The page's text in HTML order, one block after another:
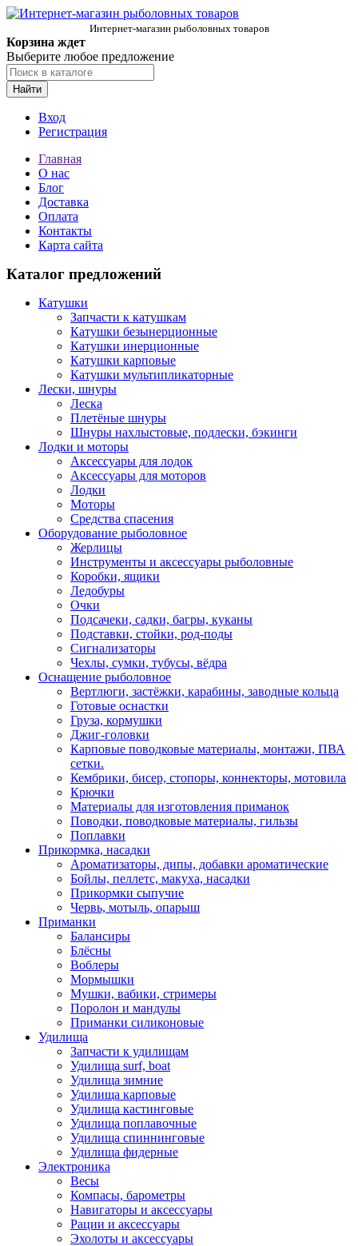
Интернет-магазин рыболовных товаров
Корзина ждет
Выберите любое предложение
Найти
Вход
Регистрация
Главная
О нас
Блог
Доставка
Оплата
Контакты
Карта сайта
Каталог предложений
Катушки
Запчасти к катушкам
Катушки безынерционные
Катушки инерционные
Катушки карповые
Катушки мультипликаторные
Лески, шнуры
Леска
Плетёные шнуры
Шнуры нахлыстовые, подлески, бэкинги
Лодки и моторы
Аксессуары для лодок
Аксессуары для моторов
Лодки
Моторы
Средства спасения
Оборудование рыболовное
Жерлицы
Инструменты и аксессуары рыболовные
Коробки, ящики
Ледобуры
Очки
Подсачеки, садки, багры, куканы
Подставки, стойки, род-поды
Сигнализаторы
Чехлы, сумки, тубусы, вёдра
Оснащение рыболовное
Вертлюги, застёжки, карабины, заводные кольца
Готовые оснастки
Груза, кормушки
Джиг-головки
Карповые поводковые материалы, монтажи, ПВА
сетки.
Кембрики, бисер, стопоры, коннекторы, мотовила
Крючки
Материалы для изготовления приманок
Поводки, поводковые материалы, гильзы
Поплавки
Прикормка, насадки
Ароматизаторы, дипы, добавки ароматические
Бойлы, пеллетс, макуха, насадки
Прикормки сыпучие
Червь, мотыль, опарыш
Приманки
Балансиры
Блёсны
Воблеры
Мормышки
Мушки, вабики, стримеры
Поролон и мандулы
Приманки силиконовые
Удилища
Запчасти к удилищам
Удилища surf, boat
Удилища зимние
Удилища карповые
Удилища кастинговые
Удилища поплавочные
Удилища спиннинговые
Удилища фидерные
Электроника
Весы
Компасы, барометры
Навигаторы и аксессуары
Рации и аксессуары
Эхолоты и аксессуары